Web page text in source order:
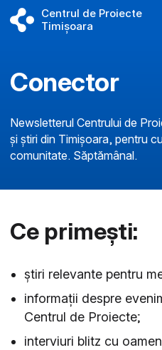
Centrul de Proiecte
Timișoara
Conector
Newsletterul Centrului de
și știri din Timișoara, pentru
comunitate. Săptămânal.
Ce primești:
știri relevante pentru
informații despre
Centrul de Proiecte;
interviuri blitz cu